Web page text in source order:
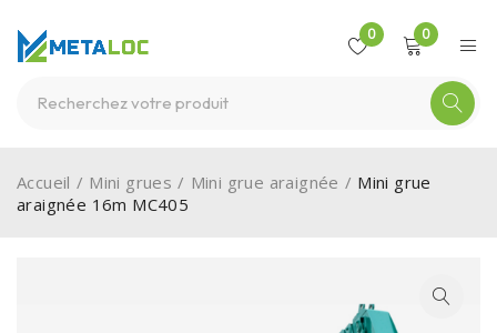
0 0
Accueil / Mini grues / Mini grue araignée / Mini grue
araignée 16m MC405